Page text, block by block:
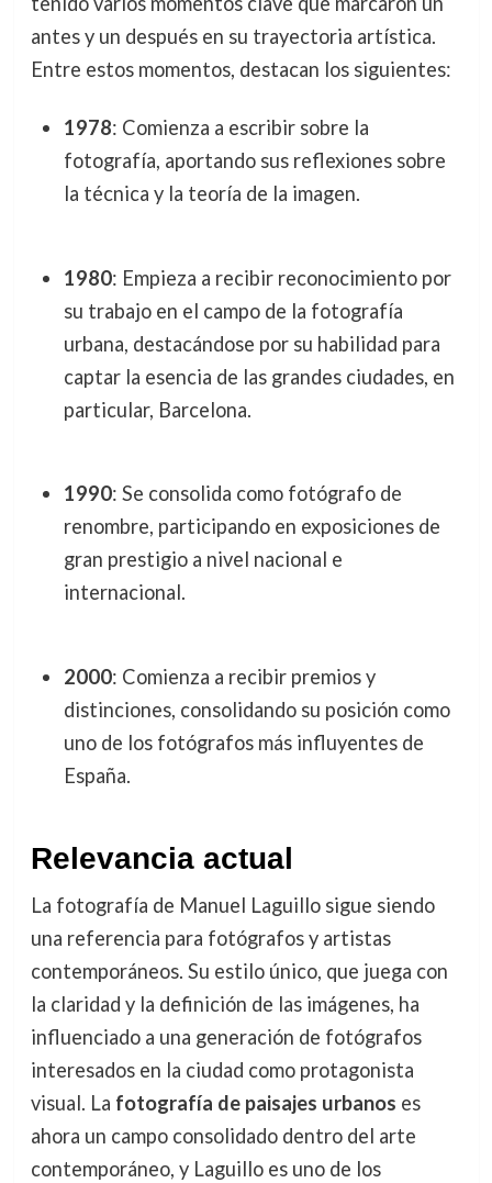
antes y un después en su trayectoria artística.
Entre estos momentos, destacan los siguientes:
1978: Comienza a escribir sobre la
fotografía, aportando sus reflexiones sobre
la técnica y la teoría de la imagen.
1980: Empieza a recibir reconocimiento por
su trabajo en el campo de la fotografía
urbana, destacándose por su habilidad para
captar la esencia de las grandes ciudades, en
particular, Barcelona.
1990: Se consolida como fotógrafo de
renombre, participando en exposiciones de
gran prestigio a nivel nacional e
internacional.
2000: Comienza a recibir premios y
distinciones, consolidando su posición como
uno de los fotógrafos más influyentes de
España.
Relevancia actual
La fotografía de Manuel Laguillo sigue siendo
una referencia para fotógrafos y artistas
contemporáneos. Su estilo único, que juega con
la claridad y la definición de las imágenes, ha
influenciado a una generación de fotógrafos
interesados en la ciudad como protagonista
visual. La fotografía de paisajes urbanos es
ahora un campo consolidado dentro del arte
contemporáneo, y Laguillo es uno de los